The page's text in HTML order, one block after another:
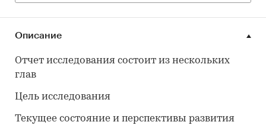
Описание
Отчет исследования состоит из нескольких
глав
Цель исследования
Текущее состояние и перспективы развития